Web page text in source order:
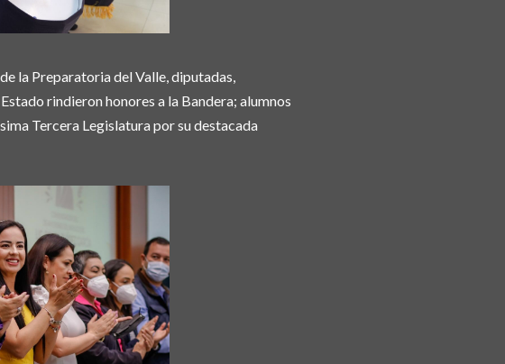
la Preparatoria del Valle, diputadas,
rindieron honores a la Bandera; alumnos
Tercera Legislatura por su destacada